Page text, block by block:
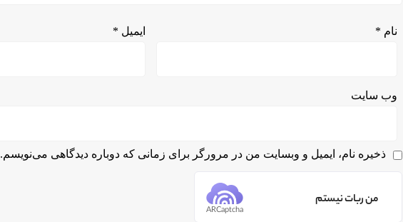
نام * ایمیل *
وب‌ سایت
ذخیره نام، ایمیل و وبسایت من در مرورگر برای زمانی که دوباره دیدگاهی می‌نویسم.
من ربات نیستم
ARCaptcha